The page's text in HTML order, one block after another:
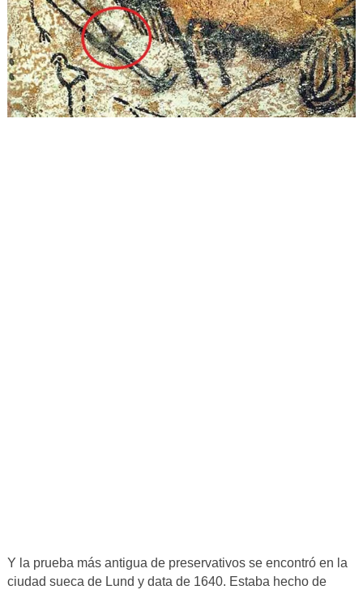
Y la prueba más antigua de preservativos se encontró en la
ciudad sueca de Lund y data de 1640. Estaba hecho de